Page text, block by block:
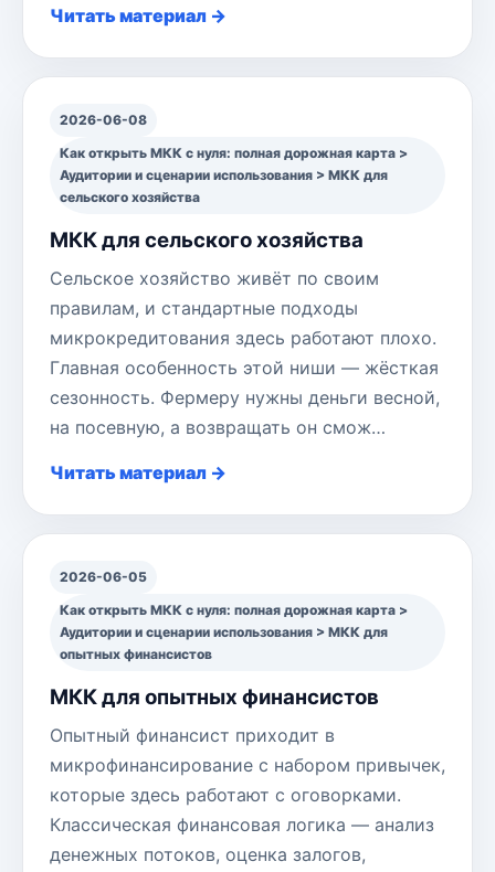
Читать материал →
2026-06-08
Как открыть МКК с нуля: полная дорожная карта >
Аудитории и сценарии использования > МКК для
сельского хозяйства
МКК для сельского хозяйства
Сельское хозяйство живёт по своим
правилам, и стандартные подходы
микрокредитования здесь работают плохо.
Главная особенность этой ниши — жёсткая
сезонность. Фермеру нужны деньги весной,
на посевную, а возвращать он смож…
Читать материал →
2026-06-05
Как открыть МКК с нуля: полная дорожная карта >
Аудитории и сценарии использования > МКК для
опытных финансистов
МКК для опытных финансистов
Опытный финансист приходит в
микрофинансирование с набором привычек,
которые здесь работают с оговорками.
Классическая финансовая логика — анализ
денежных потоков, оценка залогов,